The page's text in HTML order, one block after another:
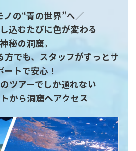
ノの“青の世界”へ／
込むたびに色が変わる
神秘の洞窟。
方でも、スタッフがずっとサ
ートで安心！
ツアーでしか通れない
から洞窟へアクセス